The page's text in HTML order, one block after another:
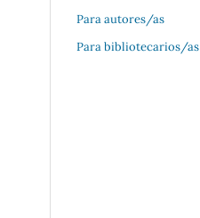
Para autores/as
Para bibliotecarios/as